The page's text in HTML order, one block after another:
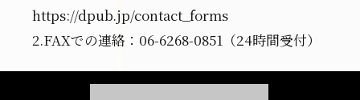
https://dpub.jp/contact_forms
2.FAXでの連絡：06-6268-0851（24時間受付）